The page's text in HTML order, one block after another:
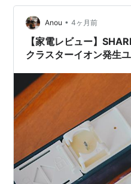
口が違うだけで候補の残り
ページでは、気になる悩み
て、読み進めやすい順番
Anou • 4ヶ月前
【家電レビュー】
クラスターイオン発生